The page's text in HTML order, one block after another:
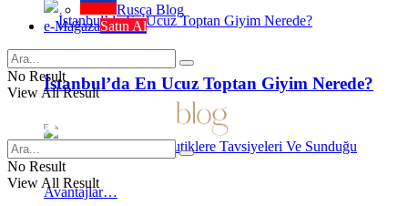
İstanbul’da En Ucuz Toptan Giyim Nerede?
Rusça Blog
e-MağazaSatın Al
No Result
View All Result
No Result
View All Result